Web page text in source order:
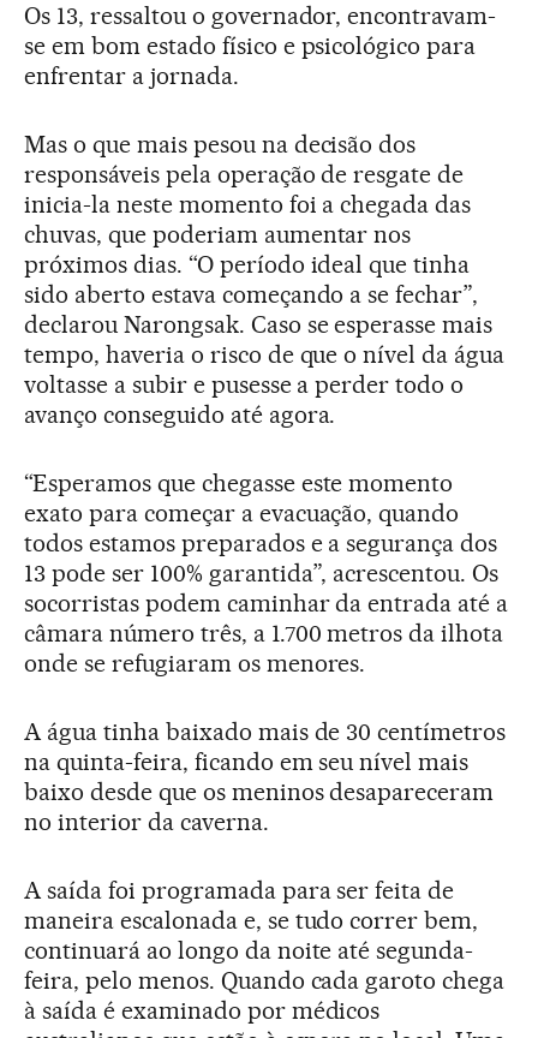
Os 13, ressaltou o governador, encontravam-
se em bom estado físico e psicológico para
enfrentar a jornada.
Mas o que mais pesou na decisão dos
responsáveis pela operação de resgate de
inicia-la neste momento foi a chegada das
chuvas, que poderiam aumentar nos
próximos dias. “O período ideal que tinha
sido aberto estava começando a se fechar”,
declarou Narongsak. Caso se esperasse mais
tempo, haveria o risco de que o nível da água
voltasse a subir e pusesse a perder todo o
avanço conseguido até agora.
“Esperamos que chegasse este momento
exato para começar a evacuação, quando
todos estamos preparados e a segurança dos
13 pode ser 100% garantida”, acrescentou. Os
socorristas podem caminhar da entrada até a
câmara número três, a 1.700 metros da ilhota
onde se refugiaram os menores.
A água tinha baixado mais de 30 centímetros
na quinta-feira, ficando em seu nível mais
baixo desde que os meninos desapareceram
no interior da caverna.
A saída foi programada para ser feita de
maneira escalonada e, se tudo correr bem,
continuará ao longo da noite até segunda-
feira, pelo menos. Quando cada garoto chega
à saída é examinado por médicos